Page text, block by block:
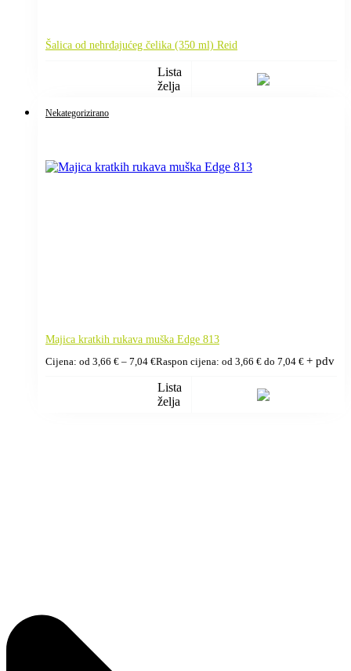
Šalica od nehrđajućeg čelika (350 ml) Reid
Lista
želja
Nekategorizirano
Majica kratkih rukava muška Edge 813
Cijena: od 3,66 € – 7,04 €Raspon cijena: od 3,66 € do 7,04 € + pdv
Lista
želja